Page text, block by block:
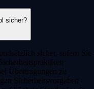
sicher?
sicher, sofern Sie
Übertragungen zu
Sicherheitsvorgaben